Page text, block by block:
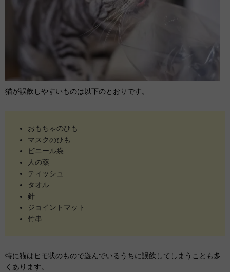
猫が誤飲しやすいものは以下のとおりです。
おもちゃのひも
マスクのひも
ビニール袋
人の薬
ティッシュ
タオル
針
ジョイントマット
竹串
特に猫はヒモ状のもので遊んでいるうちに誤飲してしまうことも多
くあります。